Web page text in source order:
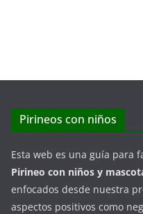
Pirineos con niños
Esta web es una guía para
Pirineo con niños y
enfocados desde nuestra
aspectos positivos como